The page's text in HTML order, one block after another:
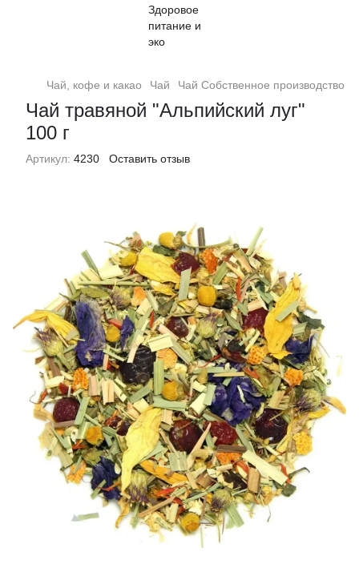
Чай, кофе и какао Чай Чай Собственное производство
Чай травяной "Альпийский луг"
100 г
Артикул: 4230 Оставить отзыв